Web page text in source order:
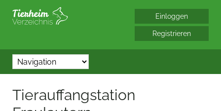
*/?> bool(false)
Tierauffangstation